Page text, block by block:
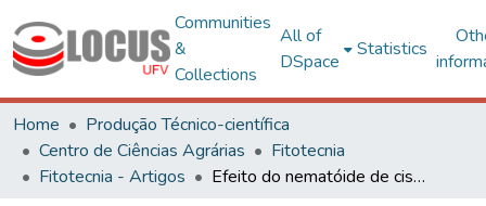
Communities
&
Collections
All of
DSpace
Statistics
Home
Produção Técnico-científica
Centro de Ciências Agrárias
Fitotecnia
Fitotecnia - Artigos
Efeito do nematóide de cisto, Heterodera glycines Ichinohe, e do nitrogênio sobre algumas características agronômicas da soja [Glycine max (l.) Merrill]